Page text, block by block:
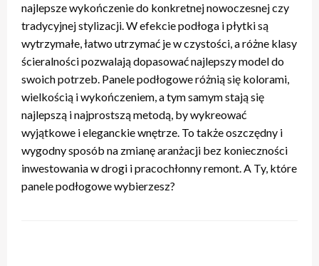
najlepsze wykończenie do konkretnej nowoczesnej czy
tradycyjnej stylizacji. W efekcie podłoga i płytki są
wytrzymałe, łatwo utrzymać je w czystości, a różne klasy
ścieralności pozwalają dopasować najlepszy model do
swoich potrzeb. Panele podłogowe różnią się kolorami,
wielkością i wykończeniem, a tym samym stają się
najlepszą i najprostszą metodą, by wykreować
wyjątkowe i eleganckie wnętrze. To także oszczędny i
wygodny sposób na zmianę aranżacji bez konieczności
inwestowania w drogi i pracochłonny remont. A Ty, które
panele podłogowe wybierzesz?